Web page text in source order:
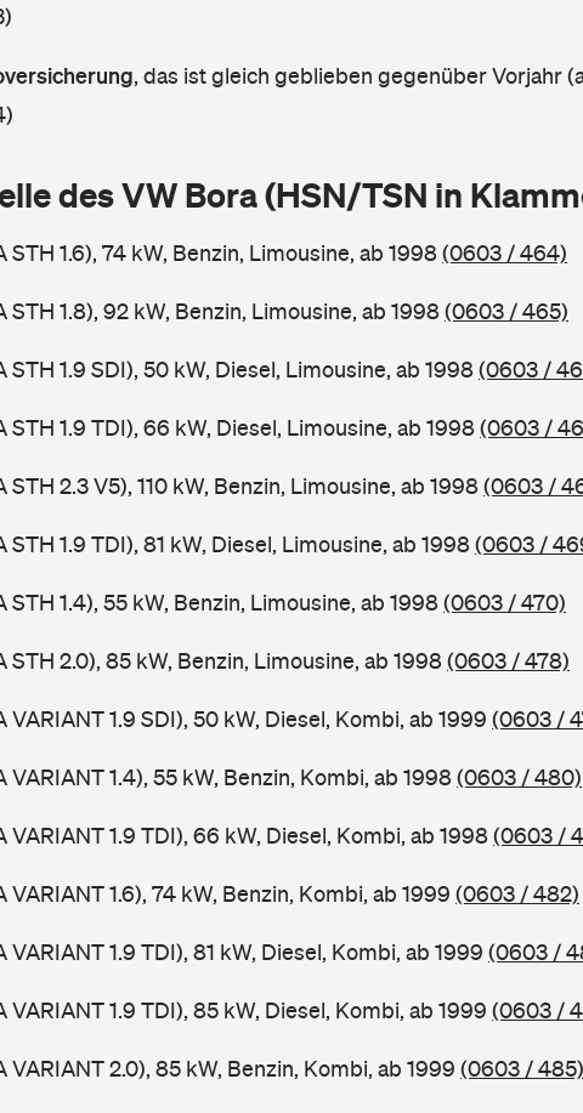
, das ist gleich geblieben gegenüber Vorjahr
des VW Bora (HSN/TSN in
STH 1.6), 74 kW, Benzin, Limousine, ab 1998(0603 / 464)
STH 1.8), 92 kW, Benzin, Limousine, ab 1998(0603 / 465)
STH 1.9 SDI), 50 kW, Diesel, Limousine, ab 1998(0603 /
STH 1.9 TDI), 66 kW, Diesel, Limousine, ab 1998(0603 /
STH 2.3 V5), 110 kW, Benzin, Limousine, ab 1998(0603 /
STH 1.9 TDI), 81 kW, Diesel, Limousine, ab 1998(0603 /
STH 1.4), 55 kW, Benzin, Limousine, ab 1998(0603 / 470)
STH 2.0), 85 kW, Benzin, Limousine, ab 1998(0603 / 478)
VARIANT 1.9 SDI), 50 kW, Diesel, Kombi, ab 1999 (0603 /
VARIANT 1.4), 55 kW, Benzin, Kombi, ab 1998(0603 / 480)
VARIANT 1.9 TDI), 66 kW, Diesel, Kombi, ab 1998(0603 /
VARIANT 1.6), 74 kW, Benzin, Kombi, ab 1999 (0603 / 482)
VARIANT 1.9 TDI), 81 kW, Diesel, Kombi, ab 1999 (0603 /
VARIANT 1.9 TDI), 85 kW, Diesel, Kombi, ab 1999 (0603 /
VARIANT 2.0), 85 kW, Benzin, Kombi, ab 1999 (0603 / 485)